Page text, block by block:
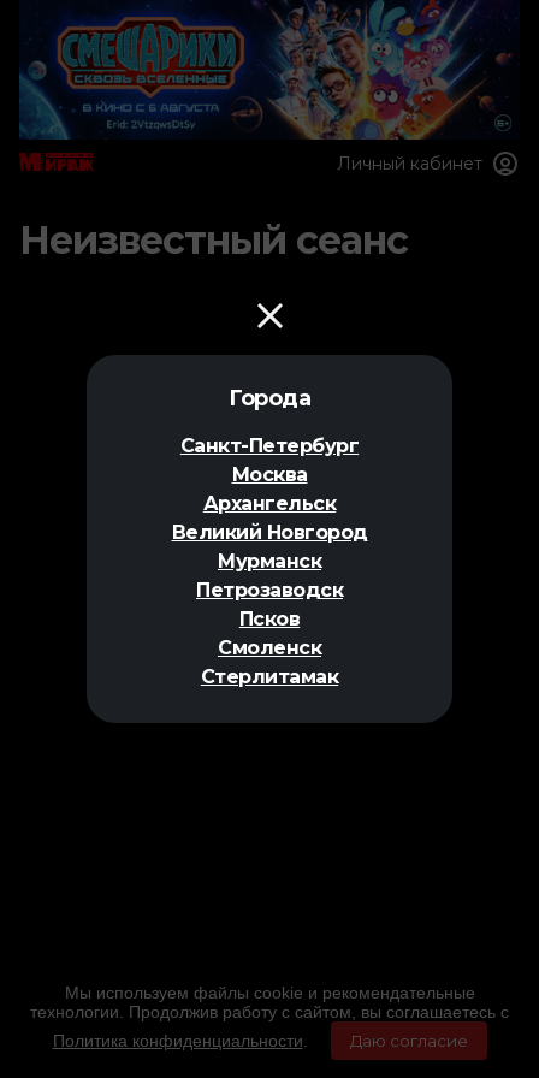
Города
Санкт-Петербург
Москва
Архангельск
Великий Новгород
Мурманск
Петрозаводск
Псков
Смоленск
Стерлитамак
Личный кабинет
Неизвестный сеанс
Мы используем файлы cookie и рекомендательные
технологии. Продолжив работу с сайтом, вы соглашаетесь с
Политика конфиденциальности
Даю согласие